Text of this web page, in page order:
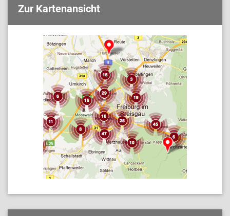
Zur Kartenansicht